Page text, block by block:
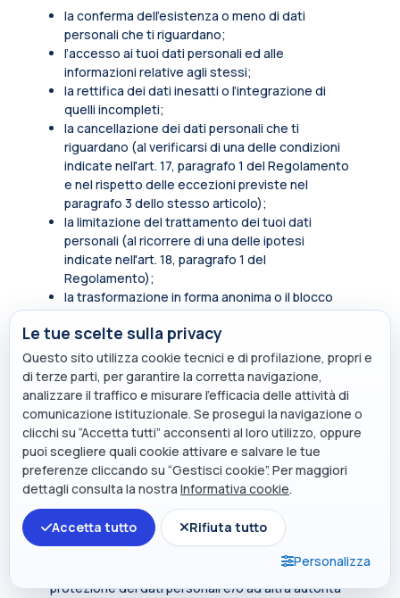
la conferma dell’esistenza o meno di dati
personali che ti riguardano;
l’accesso ai tuoi dati personali ed alle
informazioni relative agli stessi;
la rettifica dei dati inesatti o l’integrazione di
quelli incompleti;
la cancellazione dei dati personali che ti
riguardano (al verificarsi di una delle condizioni
indicate nell'art. 17, paragrafo 1 del Regolamento
e nel rispetto delle eccezioni previste nel
paragrafo 3 dello stesso articolo);
la limitazione del trattamento dei tuoi dati
personali (al ricorrere di una delle ipotesi
indicate nell'art. 18, paragrafo 1 del
Regolamento);
la trasformazione in forma anonima o il blocco
dei dati trattati in violazione di legge, compresi
quelli di cui non è necessaria la conservazione in
relazione agli scopi per i quali i dati sono stati
raccolti o successivamente trattati.
In qualità di soggetto interessato hai inoltre diritto
di opporti, in tutto o in parte, per motivi legittimi al
trattamento dei dati personali che ti riguardano,
ancorché pertinenti allo scopo della raccolta.
Tali diritti sono esercitabili rivolgendosi al punto di
contattoprivacy@polimi.it.
Qualora tu ritenga che i tuoi diritti siano stati violati
dal titolare e/o da un terzo, hai il diritto di
presentare un reclamo all’Autorità per la
protezione dei dati personali e/o ad altra autorità
Le tue scelte sulla privacy
Questo sito utilizza cookie tecnici e di profilazione, propri e
di terze parti, per garantire la corretta navigazione,
analizzare il traffico e misurare l’efficacia delle attività di
comunicazione istituzionale. Se prosegui la navigazione o
clicchi su “Accetta tutti” acconsenti al loro utilizzo, oppure
puoi scegliere quali cookie attivare e salvare le tue
preferenze cliccando su “Gestisci cookie”. Per maggiori
dettagli consulta la nostra Informativa cookie.
Accetta tutto
Rifiuta tutto
Personalizza